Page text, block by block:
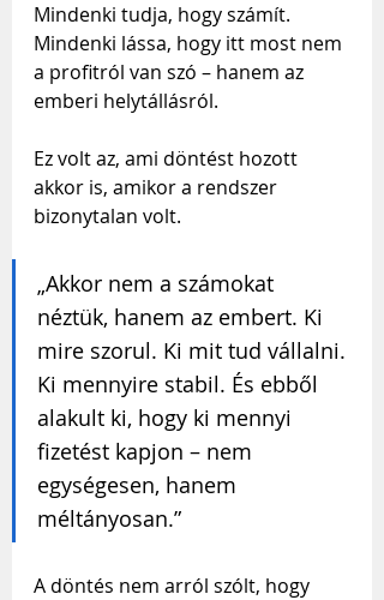
Mindenki tudja, hogy számít.
Mindenki lássa, hogy itt most nem
a profitról van szó – hanem az
emberi helytállásról.
Ez volt az, ami döntést hozott
akkor is, amikor a rendszer
bizonytalan volt.
„Akkor nem a számokat
néztük, hanem az embert. Ki
mire szorul. Ki mit tud vállalni.
Ki mennyire stabil. És ebből
alakult ki, hogy ki mennyi
fizetést kapjon – nem
egységesen, hanem
méltányosan.”
A döntés nem arról szólt, hogy